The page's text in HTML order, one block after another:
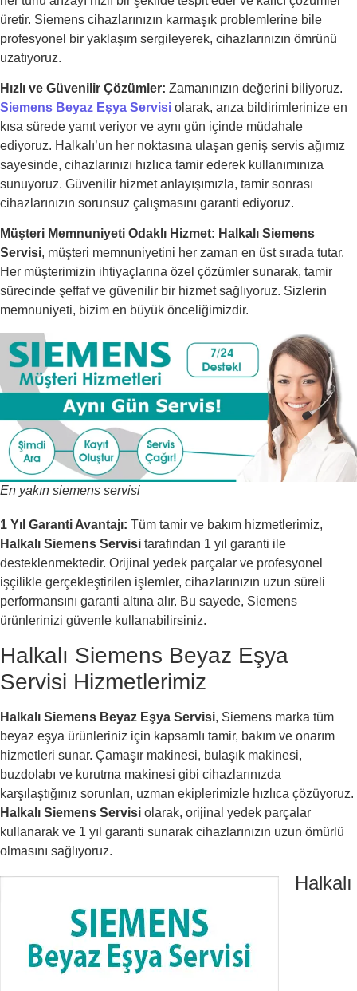
üretir. Siemens cihazlarınızın karmaşık problemlerine bile
profesyonel bir yaklaşım sergileyerek, cihazlarınızın ömrünü
uzatıyoruz.
Hızlı ve Güvenilir Çözümler: Zamanınızın değerini biliyoruz.
Siemens Beyaz Eşya Servisi olarak, arıza bildirimlerinize en
kısa sürede yanıt veriyor ve aynı gün içinde müdahale
ediyoruz. Halkalı’un her noktasına ulaşan geniş servis ağımız
sayesinde, cihazlarınızı hızlıca tamir ederek kullanımınıza
sunuyoruz. Güvenilir hizmet anlayışımızla, tamir sonrası
cihazlarınızın sorunsuz çalışmasını garanti ediyoruz.
Müşteri Memnuniyeti Odaklı Hizmet: Halkalı Siemens
Servisi, müşteri memnuniyetini her zaman en üst sırada tutar.
Her müşterimizin ihtiyaçlarına özel çözümler sunarak, tamir
sürecinde şeffaf ve güvenilir bir hizmet sağlıyoruz. Sizlerin
memnuniyeti, bizim en büyük önceliğimizdir.
En yakın siemens servisi
1 Yıl Garanti Avantajı: Tüm tamir ve bakım hizmetlerimiz,
Halkalı Siemens Servisi tarafından 1 yıl garanti ile
desteklenmektedir. Orijinal yedek parçalar ve profesyonel
işçilikle gerçekleştirilen işlemler, cihazlarınızın uzun süreli
performansını garanti altına alır. Bu sayede, Siemens
ürünlerinizi güvenle kullanabilirsiniz.
Halkalı Siemens Beyaz Eşya
Servisi Hizmetlerimiz
Halkalı Siemens Beyaz Eşya Servisi, Siemens marka tüm
beyaz eşya ürünleriniz için kapsamlı tamir, bakım ve onarım
hizmetleri sunar. Çamaşır makinesi, bulaşık makinesi,
buzdolabı ve kurutma makinesi gibi cihazlarınızda
karşılaştığınız sorunları, uzman ekiplerimizle hızlıca çözüyoruz.
Halkalı Siemens Servisi olarak, orijinal yedek parçalar
kullanarak ve 1 yıl garanti sunarak cihazlarınızın uzun ömürlü
olmasını sağlıyoruz.
Halkalı